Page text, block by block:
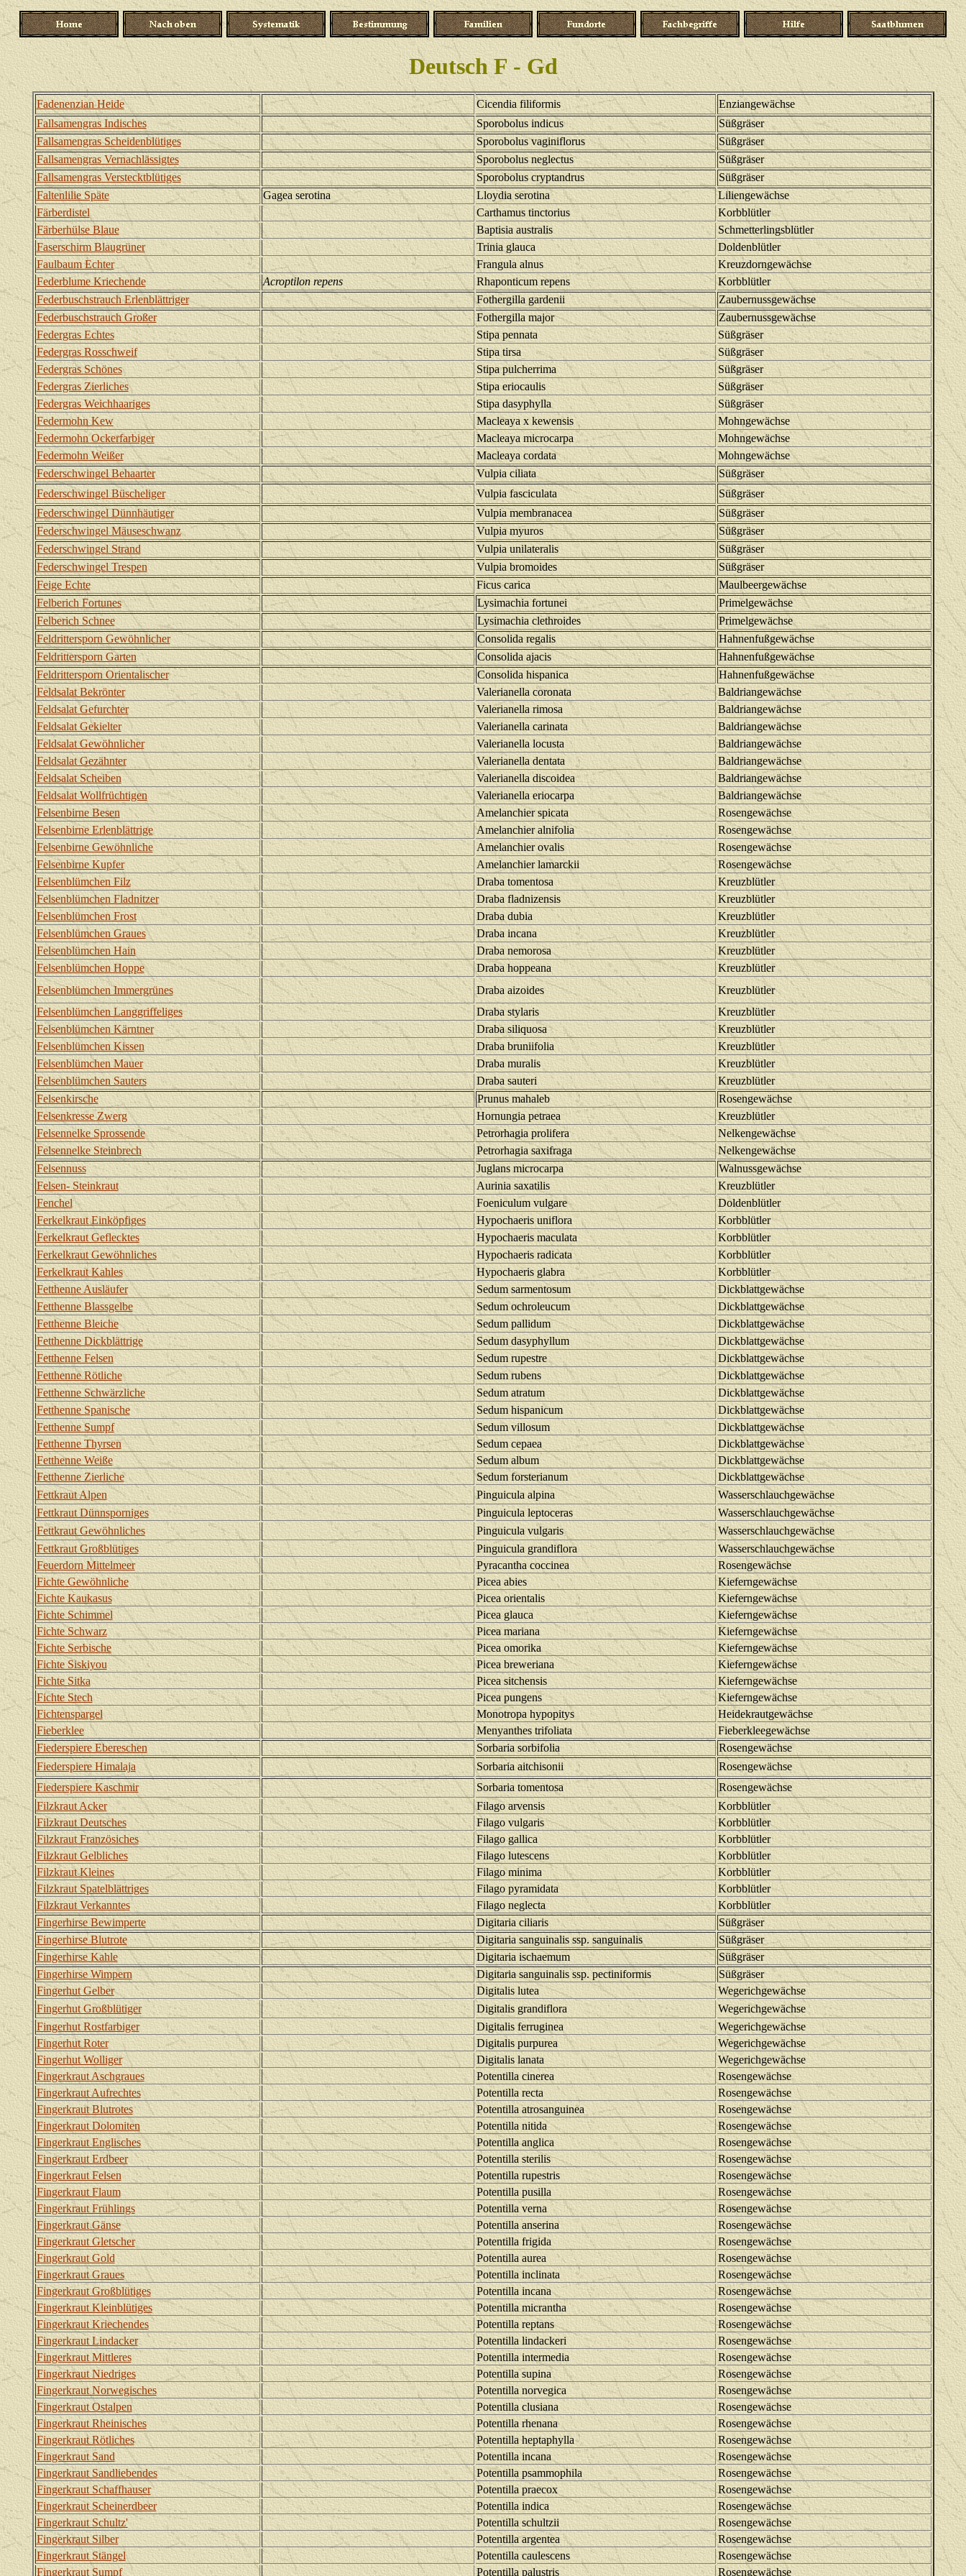
Deutsch F - Gd
Fadenenzian Heide Cicendia filiformis
Enziangewächse
Fallsamengras Indisches
Sporobolus indicus
Süßgräser
Fallsamengras Scheidenblütiges
Sporobolus vaginiflorus
Süßgräser
Fallsamengras Vernachlässigtes
Sporobolus neglectus
Süßgräser
Fallsamengras Verstecktblütiges
Sporobolus cryptandrus
Süßgräser
Faltenlilie Späte
Gagea serotina Lloydia serotina
Liliengewächse
Färberdistel
Carthamus tinctorius
Korbblütler
Färberhülse Blaue
Baptisia australis
Schmetterlingsblütler
Faserschirm Blaugrüner
Trinia glauca
Doldenblütler
Faulbaum Echter
Frangula alnus
Kreuzdorngewächse
Federblume Kriechende
Acroptilon repens Rhaponticum repens
Korbblütler
Federbuschstrauch Erlenblättriger
Fothergilla gardenii
Zaubernussgewächse
Federbuschstrauch Großer
Fothergilla major
Zaubernussgewächse
Federgras Echtes
Stipa pennata
Süßgräser
Federgras Rosschweif
Stipa tirsa
Süßgräser
Federgras Schönes
Stipa pulcherrima
Süßgräser
Federgras Zierliches
Stipa eriocaulis
Süßgräser
Federgras Weichhaariges
Stipa dasyphylla
Süßgräser
Federmohn Kew
Macleaya x kewensis
Mohngewächse
Federmohn Ockerfarbiger
Macleaya microcarpa
Mohngewächse
Federmohn Weißer
Macleaya cordata
Mohngewächse
Federschwingel Behaarter
Vulpia ciliata
Süßgräser
Federschwingel Büscheliger
Vulpia fasciculata
Süßgräser
Federschwingel Dünnhäutiger
Vulpia membranacea
Süßgräser
Federschwingel Mäuseschwanz
Vulpia myuros
Süßgräser
Federschwingel Strand
Vulpia unilateralis
Süßgräser
Federschwingel Trespen
Vulpia bromoides
Süßgräser
Feige Echte
Ficus carica
Maulbeergewächse
Felberich Fortunes
Lysimachia fortunei
Primelgewächse
Felberich Schnee
Lysimachia clethroides
Primelgewächse
Feldrittersporn Gewöhnlicher
Consolida regalis
Hahnenfußgewächse
Feldrittersporn Garten
Consolida ajacis
Hahnenfußgewächse
Feldrittersporn Orientalischer
Consolida hispanica
Hahnenfußgewächse
Feldsalat Bekrönter
Valerianella coronata
Baldriangewächse
Feldsalat Gefurchter
Valerianella rimosa
Baldriangewächse
Feldsalat Gekielter
Valerianella carinata
Baldriangewächse
Feldsalat Gewöhnlicher
Valerianella locusta
Baldriangewächse
Feldsalat Gezähnter
Valerianella dentata
Baldriangewächse
Feldsalat Scheiben
Valerianella discoidea
Baldriangewächse
Feldsalat Wollfrüchtigen
Valerianella eriocarpa
Baldriangewächse
Felsenbirne Besen
Amelanchier spicata
Rosengewächse
Felsenbirne Erlenblättrige
Amelanchier alnifolia
Rosengewächse
Felsenbirne Gewöhnliche
Amelanchier ovalis
Rosengewächse
Felsenbirne Kupfer
Amelanchier lamarckii
Rosengewächse
Felsenblümchen Filz
Draba tomentosa
Kreuzblütler
Felsenblümchen Fladnitzer
Draba fladnizensis
Kreuzblütler
Felsenblümchen Frost
Draba dubia
Kreuzblütler
Felsenblümchen Graues
Draba incana
Kreuzblütler
Felsenblümchen Hain
Draba nemorosa
Kreuzblütler
Felsenblümchen Hoppe
Draba hoppeana
Kreuzblütler
Felsenblümchen Immergrünes
Draba aizoides
Kreuzblütler
Felsenblümchen Langgriffeliges
Draba stylaris
Kreuzblütler
Felsenblümchen Kärntner
Draba siliquosa
Kreuzblütler
Felsenblümchen Kissen
Draba bruniifolia
Kreuzblütler
Felsenblümchen Mauer
Draba muralis
Kreuzblütler
Felsenblümchen Sauters
Draba sauteri
Kreuzblütler
Felsenkirsche
Prunus mahaleb
Rosengewächse
Felsenkresse Zwerg
Hornungia petraea
Kreuzblütler
Felsennelke Sprossende
Petrorhagia prolifera
Nelkengewächse
Felsennelke Steinbrech
Petrorhagia saxifraga
Nelkengewächse
Felsennuss
Juglans microcarpa
Walnussgewächse
Felsen- Steinkraut
Aurinia saxatilis
Kreuzblütler
Fenchel
Foeniculum vulgare
Doldenblütler
Ferkelkraut Einköpfiges
Hypochaeris uniflora
Korbblütler
Ferkelkraut Geflecktes
Hypochaeris maculata
Korbblütler
Ferkelkraut Gewöhnliches
Hypochaeris radicata
Korbblütler
Ferkelkraut Kahles
Hypochaeris glabra
Korbblütler
Fetthenne Ausläufer
Sedum sarmentosum
Dickblattgewächse
Fetthenne Blassgelbe
Sedum ochroleucum
Dickblattgewächse
Fetthenne Bleiche
Sedum pallidum
Dickblattgewächse
Fetthenne Dickblättrige
Sedum dasyphyllum
Dickblattgewächse
Fetthenne Felsen
Sedum rupestre
Dickblattgewächse
Fetthenne Rötliche
Sedum rubens
Dickblattgewächse
Fetthenne Schwärzliche
Sedum atratum
Dickblattgewächse
Fetthenne Spanische
Sedum hispanicum
Dickblattgewächse
Fetthenne Sumpf
Sedum villosum
Dickblattgewächse
Fetthenne Thyrsen
Sedum cepaea
Dickblattgewächse
Fetthenne Weiße
Sedum album
Dickblattgewächse
Fetthenne Zierliche
Sedum forsterianum
Dickblattgewächse
Fettkraut Alpen
Pinguicula alpina
Wasserschlauchgewächse
Fettkraut Dünnsporniges
Pinguicula leptoceras
Wasserschlauchgewächse
Fettkraut Gewöhnliches
Pinguicula vulgaris
Wasserschlauchgewächse
Fettkraut Großblütiges
Pinguicula grandiflora
Wasserschlauchgewächse
Feuerdorn Mittelmeer
Pyracantha coccinea
Rosengewächse
Fichte Gewöhnliche
Picea abies
Kieferngewächse
Fichte Kaukasus
Picea orientalis
Kieferngewächse
Fichte Schimmel
Picea glauca
Kieferngewächse
Fichte Schwarz
Picea mariana
Kieferngewächse
Fichte Serbische
Picea omorika
Kieferngewächse
Fichte Siskiyou
Picea breweriana
Kieferngewächse
Fichte Sitka
Picea sitchensis
Kieferngewächse
Fichte Stech
Picea pungens
Kieferngewächse
Fichtenspargel
Monotropa hypopitys
Heidekrautgewächse
Fieberklee
Menyanthes trifoliata
Fieberkleegewächse
Fiederspiere Ebereschen
Sorbaria sorbifolia
Rosengewächse
Fiederspiere Himalaja
Sorbaria aitchisonii
Rosengewächse
Fiederspiere Kaschmir
Sorbaria tomentosa
Rosengewächse
Filzkraut Acker
Filago arvensis
Korbblütler
Filzkraut Deutsches
Filago vulgaris
Korbblütler
Filzkraut Französiches
Filago gallica
Korbblütler
Filzkraut Gelbliches
Filago lutescens
Korbblütler
Filzkraut Kleines
Filago minima
Korbblütler
Filzkraut Spatelblättriges
Filago pyramidata
Korbblütler
Filzkraut Verkanntes
Filago neglecta
Korbblütler
Fingerhirse Bewimperte
Digitaria ciliaris
Süßgräser
Fingerhirse Blutrote
Digitaria sanguinalis ssp. sanguinalis
Süßgräser
Fingerhirse Kahle
Digitaria ischaemum
Süßgräser
Fingerhirse Wimpern
Digitaria sanguinalis ssp. pectiniformis
Süßgräser
Fingerhut Gelber
Digitalis lutea
Wegerichgewächse
Fingerhut Großblütiger
Digitalis grandiflora
Wegerichgewächse
Fingerhut Rostfarbiger
Digitalis ferruginea
Wegerichgewächse
Fingerhut Roter
Digitalis purpurea
Wegerichgewächse
Fingerhut Wolliger
Digitalis lanata
Wegerichgewächse
Fingerkraut Aschgraues
Potentilla cinerea
Rosengewächse
Fingerkraut Aufrechtes
Potentilla recta
Rosengewächse
Fingerkraut Blutrotes
Potentilla atrosanguinea
Rosengewächse
Fingerkraut Dolomiten
Potentilla nitida
Rosengewächse
Fingerkraut Englisches
Potentilla anglica
Rosengewächse
Fingerkraut Erdbeer
Potentilla sterilis
Rosengewächse
Fingerkraut Felsen
Potentilla rupestris
Rosengewächse
Fingerkraut Flaum
Potentilla pusilla
Rosengewächse
Fingerkraut Frühlings
Potentilla verna
Rosengewächse
Fingerkraut Gänse
Potentilla anserina
Rosengewächse
Fingerkraut Gletscher
Potentilla frigida
Rosengewächse
Fingerkraut Gold
Potentilla aurea
Rosengewächse
Fingerkraut Graues
Potentilla inclinata
Rosengewächse
Fingerkraut Großblütiges
Potentilla incana
Rosengewächse
Fingerkraut Kleinblütiges
Potentilla micrantha
Rosengewächse
Fingerkraut Kriechendes
Potentilla reptans
Rosengewächse
Fingerkraut Lindacker
Potentilla lindackeri
Rosengewächse
Fingerkraut Mittleres
Potentilla intermedia
Rosengewächse
Fingerkraut Niedriges
Potentilla supina
Rosengewächse
Fingerkraut Norwegisches
Potentilla norvegica
Rosengewächse
Fingerkraut Ostalpen
Potentilla clusiana
Rosengewächse
Fingerkraut Rheinisches
Potentilla rhenana
Rosengewächse
Fingerkraut Rötliches
Potentilla heptaphylla
Rosengewächse
Fingerkraut Sand
Potentilla incana
Rosengewächse
Fingerkraut Sandliebendes
Potentilla psammophila
Rosengewächse
Fingerkraut Schaffhauser
Potentilla praecox
Rosengewächse
Fingerkraut Scheinerdbeer
Potentilla indica
Rosengewächse
Fingerkraut Schultz'
Potentilla schultzii
Rosengewächse
Fingerkraut Silber
Potentilla argentea
Rosengewächse
Fingerkraut Stängel
Potentilla caulescens
Rosengewächse
Fingerkraut Sumpf
Potentilla palustris Rosengewächse